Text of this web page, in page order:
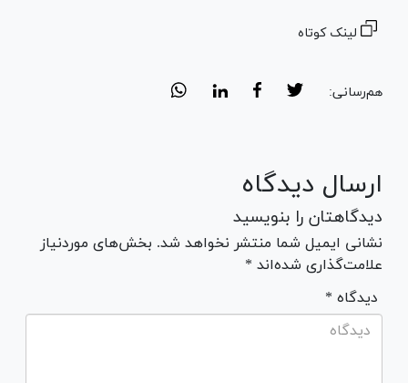
لینک کوتاه
هم‌رسانی:
ارسال دیدگاه
دیدگاهتان را بنویسید
نشانی ایمیل شما منتشر نخواهد شد. بخش‌های موردنیاز
علامت‌گذاری شده‌اند *
* دیدگاه